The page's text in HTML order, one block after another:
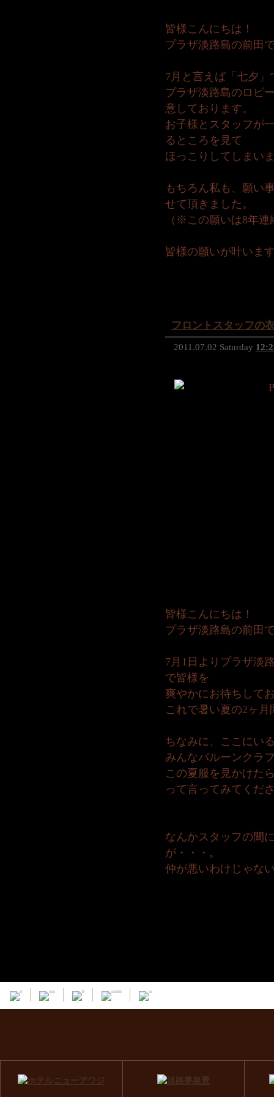
皆様こんにちは！
プラザ淡路島の前田
7月と言えば「七夕」
プラザ淡路島のロビ
意しております。
お子様とスタッフが
るところを見て
ほっこりしてしまい
もちろん私も、願い
せて頂きました。
（※この願いは8年
皆様の願いが叶いま
フロントスタッフの
2011.07.02 Saturday
皆様こんにちは！
プラザ淡路島の前田
7月1日よりプラザ淡
で皆様を
爽やかにお待ちして
これで暑い夏の2ヶ
ちなみに、ここにい
みんなバルーンクラ
この夏服を見かけた
って言ってみてくだ
なんかスタッフの間
が・・・。
仲が悪いわけじゃな